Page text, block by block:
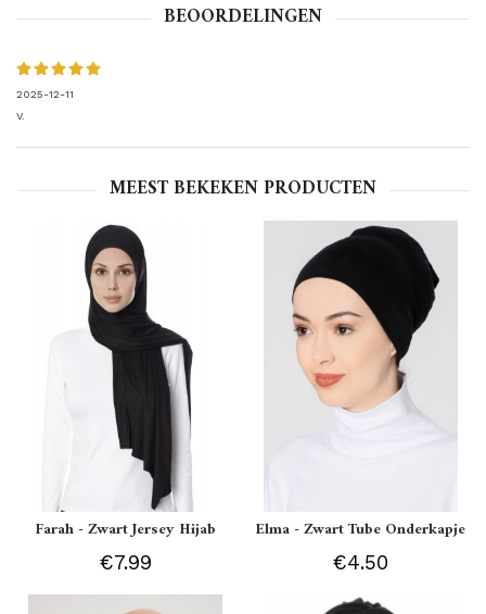
BEOORDELINGEN
2025-12-11
V.
MEEST BEKEKEN PRODUCTEN
Farah - Zwart Jersey Hijab
€7.99
Elma - Zwart Tube Onderkapje
€4.50